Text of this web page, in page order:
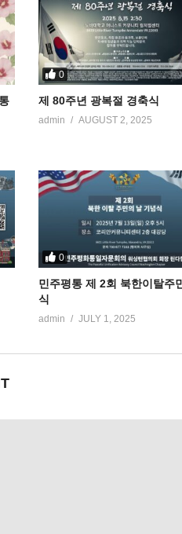
0
제 80주년 광복절 경축식
admin AUGUST 2, 2025
0
민주평통 제 2회 북한이탈주
식
admin JULY 1, 2025